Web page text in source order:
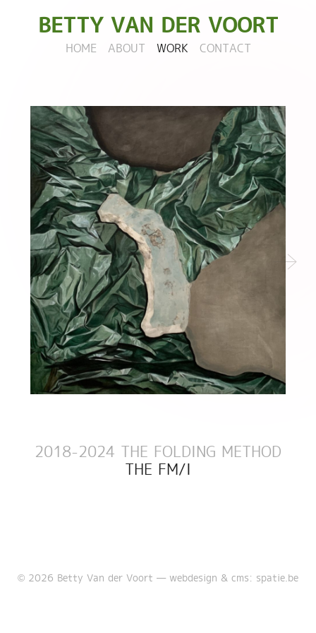
BETTY VAN DER VOORT
HOME ABOUT WORK CONTACT
2018-2024 THE FOLDING METHOD
THE FM/I
© 2026 Betty Van der Voort — webdesign & cms: spatie.be